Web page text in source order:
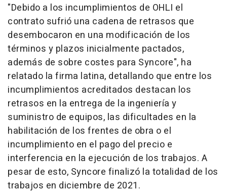
"Debido a los incumplimientos de OHLI el
contrato sufrió una cadena de retrasos que
desembocaron en una modificación de los
términos y plazos inicialmente pactados,
además de sobre costes para Syncore", ha
relatado la firma latina, detallando que entre los
incumplimientos acreditados destacan los
retrasos en la entrega de la ingeniería y
suministro de equipos, las dificultades en la
habilitación de los frentes de obra o el
incumplimiento en el pago del precio e
interferencia en la ejecución de los trabajos. A
pesar de esto, Syncore finalizó la totalidad de los
trabajos en diciembre de 2021.